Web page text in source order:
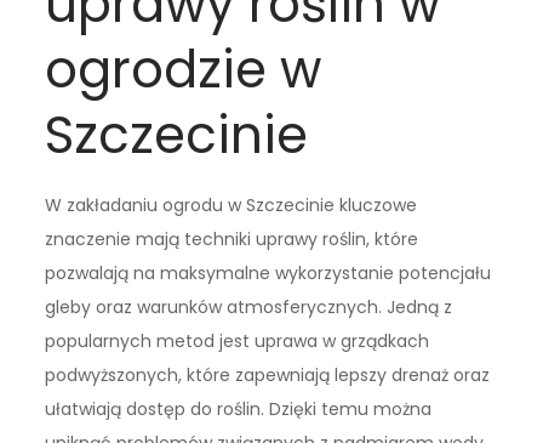
ogrodzie w
Szczecinie
W zakładaniu ogrodu w Szczecinie kluczowe
znaczenie mają techniki uprawy roślin, które
pozwalają na maksymalne wykorzystanie potencjału
gleby oraz warunków atmosferycznych. Jedną z
popularnych metod jest uprawa w grządkach
podwyższonych, które zapewniają lepszy drenaż oraz
ułatwiają dostęp do roślin. Dzięki temu można